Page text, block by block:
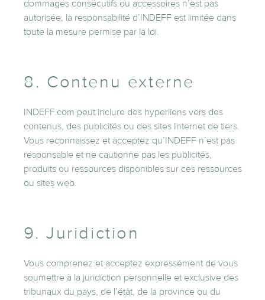
dommages consécutifs ou accessoires n’est pas
autorisée, la responsabilité d’INDEFF est limitée dans
toute la mesure permise par la loi.
8. Contenu externe
INDEFF.com peut inclure des hyperliens vers des
contenus, des publicités ou des sites Internet de tiers.
Vous reconnaissez et acceptez qu’INDEFF n’est pas
responsable et ne cautionne pas les publicités,
produits ou ressources disponibles sur ces ressources
ou sites web.
9. Juridiction
Vous comprenez et acceptez expressément de vous
soumettre à la juridiction personnelle et exclusive des
tribunaux du pays, de l’état, de la province ou du